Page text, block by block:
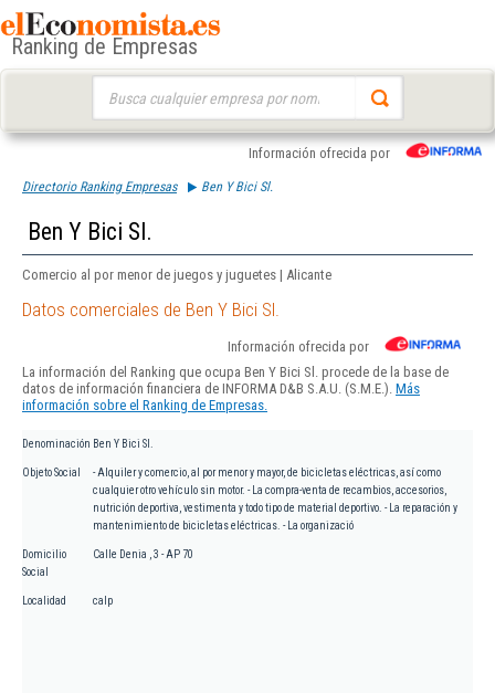
Ranking de Empresas
Información ofrecida por
Directorio Ranking Empresas Ben Y Bici Sl.
Ben Y Bici Sl.
Comercio al por menor de juegos y juguetes | Alicante
Datos comerciales de Ben Y Bici Sl.
Información ofrecida por
La información del Ranking que ocupa Ben Y Bici Sl. procede de la base de
datos de información financiera de INFORMA D&B S.A.U. (S.M.E.). Más
información sobre el Ranking de Empresas.
Denominación Ben Y Bici Sl.
Objeto Social
- Alquiler y comercio, al por menor y mayor, de bicicletas eléctricas, así como
cualquier otro vehículo sin motor. - La compra-venta de recambios, accesorios,
nutrición deportiva, vestimenta y todo tipo de material deportivo. - La reparación y
mantenimiento de bicicletas eléctricas. - La organizació
Domicilio
Social
Calle Denia , 3 - AP 70
Localidad calp